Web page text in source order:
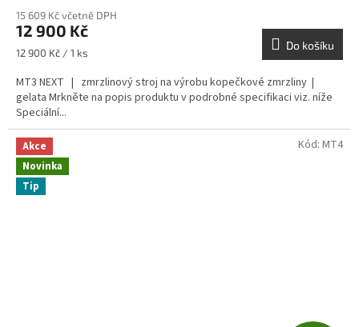
A
15 609 Kč včetně DPH
12 900 Kč
Měrná
12 900 Kč / 1 ks
Do košíku
MT3 NEXT | zmrzlinový stroj na výrobu kopečkové zmrzliny |
gelata Mrkněte na popis produktu v podrobné specifikaci viz. níže
Speciální...
Akce
Novinka
Tip
Kód: MT4